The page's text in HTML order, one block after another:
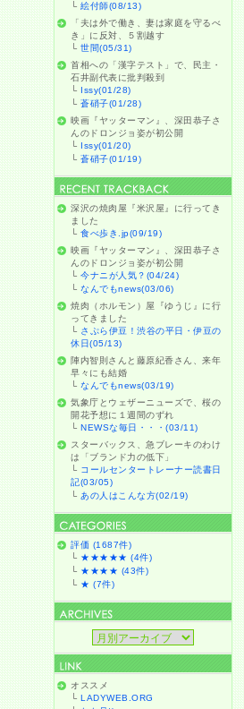
└絵付師(08/13)
「夫は外で働き、妻は家庭を守るべ
き」に反対、５割越す
└世間(05/31)
首相への「漢字テスト」で、民主・
石井副代表に批判殺到
└ Issy(01/28)
└蒼硝子(01/28)
映画『ヤッターマン』、深田恭子さ
んのドロンジョ姿が初公開
└ Issy(01/20)
└蒼硝子(01/19)
深沢の焼肉屋『米沢屋』に行ってき
ました
└食べ歩き.jp(09/19)
映画『ヤッターマン』、深田恭子さ
んのドロンジョ姿が初公開
└今ナニが人気？(04/24)
└なんでもnews(03/06)
焼肉（ホルモン）屋『ゆうじ』に行
ってきました
└ さぷら伊豆！渋谷の平日・伊豆の
休日(05/13)
陣内智則さんと藤原紀香さん、来年
早々にも結婚
└なんでもnews(03/19)
気象庁とウェザーニューズで、桜の
開花予想に１週間のずれ
└NEWSな毎日・・・(03/11)
スターバックス、急ブレーキのわけ
は「ブランド力の低下」
└ コールセンタートレーナー読書日
記(03/05)
└ あの人はこんな方(02/19)
評価 (1687件)
└ ★★★★★ (4件)
└ ★★★★ (43件)
└ ★ (7件)
オススメ
└LADYWEB.ORG